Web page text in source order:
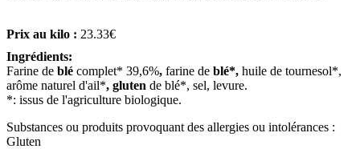
Prix au kilo : 23.33€
Ingrédients:
Farine de blé complet* 39,6%, farine de blé*, huile de tournesol*,
arôme naturel d'ail*, gluten de blé*, sel, levure.
*: issus de l'agriculture biologique.
Substances ou produits provoquant des allergies ou intolérances :
Gluten